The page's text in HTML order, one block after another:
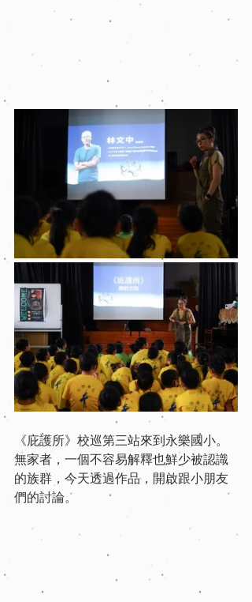
《庇護所》校巡第三站來到永樂國小。
無家者，一個不容易解釋也鮮少被認識
的族群，今天透過作品，開啟跟小朋友
們的討論。